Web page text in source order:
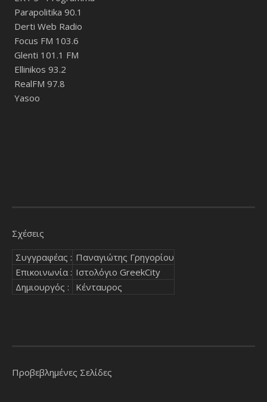
Parapolitika 90.1
Derti Web Radio
Focus FM 103.6
Glenti 101.1 FM
Ellinikos 93.2
RealFM 97.8
Yasoo
Σχέσεις
Συγγραφέας : Παναγιώτης Γρηγορίου
Επικοινωνία : Ιστολόγιο GreekCity
Δημιουργός :
Κένταυρος
Προβεβλημένες Σελίδες